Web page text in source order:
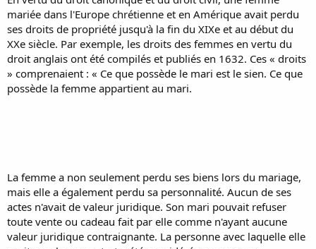
mariée dans l'Europe chrétienne et en Amérique avait perdu
ses droits de propriété jusqu'à la fin du XIXe et au début du
XXe siècle. Par exemple, les droits des femmes en vertu du
droit anglais ont été compilés et publiés en 1632. Ces « droits
» comprenaient : « Ce que possède le mari est le sien. Ce que
possède la femme appartient au mari.
La femme a non seulement perdu ses biens lors du mariage,
mais elle a également perdu sa personnalité. Aucun de ses
actes n'avait de valeur juridique. Son mari pouvait refuser
toute vente ou cadeau fait par elle comme n'ayant aucune
valeur juridique contraignante. La personne avec laquelle elle